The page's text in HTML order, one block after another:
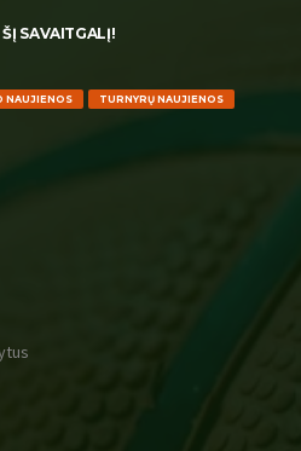
SAVAITGALĮ!
NAUJIENOS TURNYRŲ NAUJIENOS